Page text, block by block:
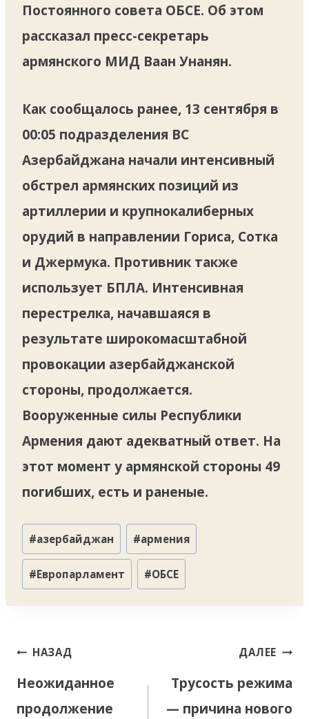
Постоянного совета ОБСЕ. Об этом
рассказал пресс-секретарь
армянского МИД Ваан Унанян.
Как сообщалось ранее, 13 сентября в
00:05 подразделения ВС
Азербайджана начали интенсивный
обстрел армянских позиций из
артиллерии и крупнокалиберных
орудий в направлении Гориса, Сотка
и Джермука. Противник также
использует БПЛА. Интенсивная
перестрелка, начавшаяся в
результате широкомасштабной
провокации азербайджанской
стороны, продолжается.
Вооруженные силы Республики
Армения дают адекватный ответ. На
этот момент у армянской стороны 49
погибших, есть и раненые.
Метки
записи:
#азербайджан #армения
#Европарламент #ОБСЕ
Навигация
записям
НАЗАД
Неожиданное
продолжение
ДАЛЕЕ
Трусость режима
— причина нового